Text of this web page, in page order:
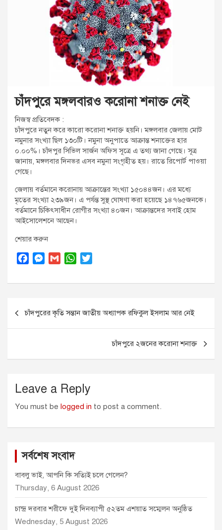
চাঁদপুরে মঙ্গলবারও করোনা শনাক্ত নেই
নিজস্ব প্রতিবেদক :
চাঁদপুরে নতুন করে কারো করোনা শনাক্ত হয়নি। মঙ্গলবার জেলায় মোট
নমুনার সংখ্যা ছিল ১৩০টি। নমুনা অনুপাতে আক্রান্ত শনাক্তের হার
০.০০%। চাঁদপুর সিভিল সার্জন অফিস সূত্রে এ তথ্য জানা গেছে। সূত্র
জানায়, মঙ্গলবার দিনভর এসব নমুনা সংগৃহীত হয়। রাতে রিপোর্ট পাওয়া
গেছে।
জেলায় বর্তমানে করোনায় আক্রান্তের সংখ্যা ১৫০৪৪জন। এর মধ্যে
মৃতের সংখ্যা ২৩৯জন। এ পর্যন্ত সুস্থ ঘোষণা করা হয়েছে ১৪৭৬৫জনকে।
বর্তমানে চিকিৎসাধীন রোগীর সংখ্যা ৪০জন। আক্রান্তদের সবাই হোম
আইসোলেশনে আছেন।
শেয়ার করুন
c
o
o
M
s
n
g
G
a
W
a
A
p
i
e
r
Post
navigation
চাঁদপুরের কৃতি সন্তান জাতীয় অধ্যাপক রফিকুল ইসলাম আর নেই
চাঁদপুরে ২জনের করোনা শনাক্ত
Leave a Reply
You must be logged in to post a comment.
সর্বশেষ সংবাদ
বাবলু ভাই, আপনি কি সত্যিই চলে গেলেন?
Thursday, 6 August 2026
চান্দ্র দরবার শরীফে দুই দিনব্যাপী ৫২তম এশয়াত সম্মেলন অনুষ্ঠিত
Wednesday, 5 August 2026